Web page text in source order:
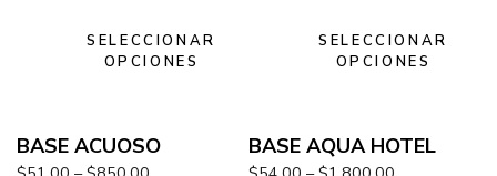
SELECCIONAR
OPCIONES
BASE ACUOSO
SELECCIONAR
OPCIONES
BASE AQUA HOTEL